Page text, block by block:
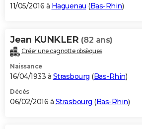
11/05/2016 à Haguenau (Bas-Rhin)
Jean KUNKLER (82 ans)
Créer une cagnotte obsèques
Naissance
16/04/1933 à Strasbourg (Bas-Rhin)
Décès
06/02/2016 à Strasbourg (Bas-Rhin)